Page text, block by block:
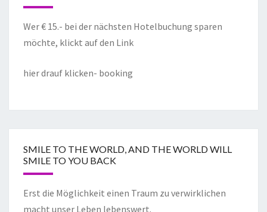
Wer € 15.- bei der nächsten Hotelbuchung sparen
möchte, klickt auf den Link
hier drauf klicken- booking
SMILE TO THE WORLD, AND THE WORLD WILL
SMILE TO YOU BACK
Erst die Möglichkeit einen Traum zu verwirklichen
macht unser Leben lebenswert.